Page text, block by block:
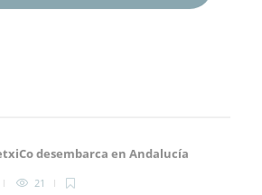
desembarca en Andalucía
21